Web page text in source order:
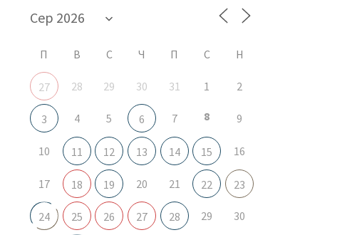
П В С Ч П С Н
27 28 29 30 31 1 2
3 4 5 6 7 8 9
10 11 12 13 14 15 16
17 18 19 20 21 22 23
24 25 26 27 28 29 30